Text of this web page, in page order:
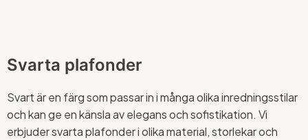
Svarta plafonder
Svart är en färg som passar in i många olika inredningsstilar
och kan ge en känsla av elegans och sofistikation. Vi
erbjuder svarta plafonder i olika material, storlekar och